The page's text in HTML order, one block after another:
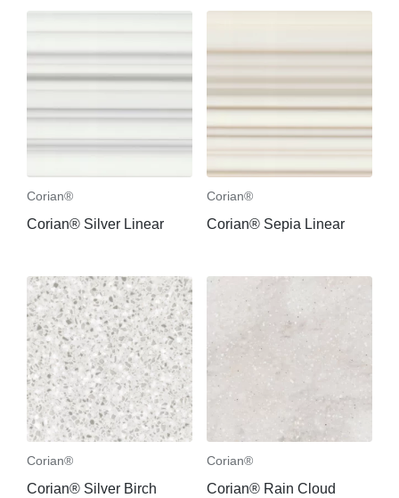
Corian®
Corian® Silver Linear
Corian®
Corian® Sepia Linear
Corian®
Corian® Silver Birch
Corian®
Corian® Rain Cloud